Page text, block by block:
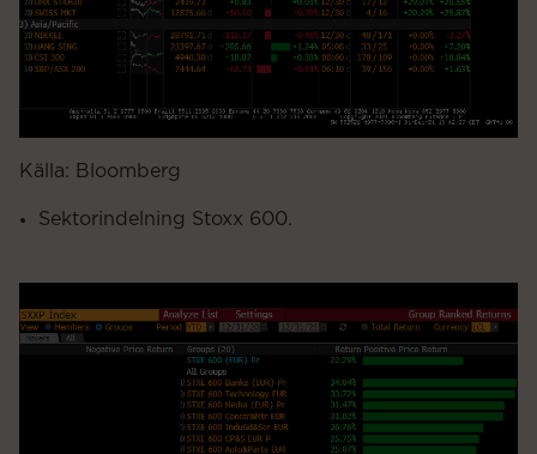
Källa: Bloomberg
Sektorindelning Stoxx 600.